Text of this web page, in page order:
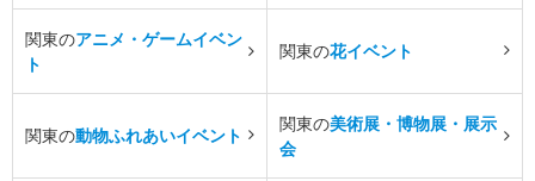
関東のアニメ・ゲームイベン
ト
関東の花イベント
関東の動物ふれあいイベント
関東の美術展・博物展・展示
会